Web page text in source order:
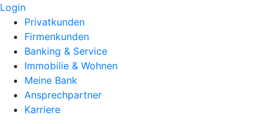
Login
Privatkunden
Firmenkunden
Banking & Service
Immobilie & Wohnen
Meine Bank
Ansprechpartner
Karriere